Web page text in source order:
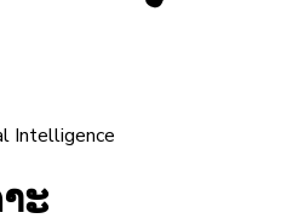
Intelligence
ະ